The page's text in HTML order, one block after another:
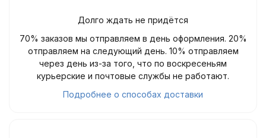
Долго ждать не придётся
70% заказов мы отправляем в день оформления. 20%
отправляем на следующий день. 10% отправляем
через день из-за того, что по воскресеньям
курьерские и почтовые службы не работают.
Подробнее о способах доставки